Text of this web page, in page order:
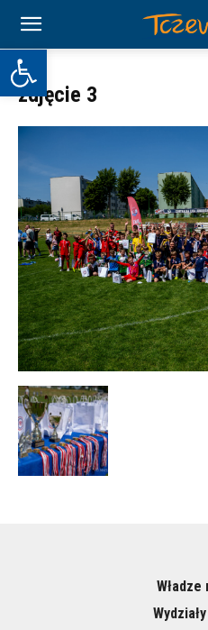
Otwórz pasek narzędzi
zdjęcie 3